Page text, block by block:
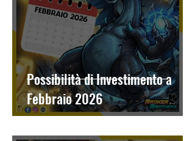
Possibilità di Investimento a
Febbraio 2026